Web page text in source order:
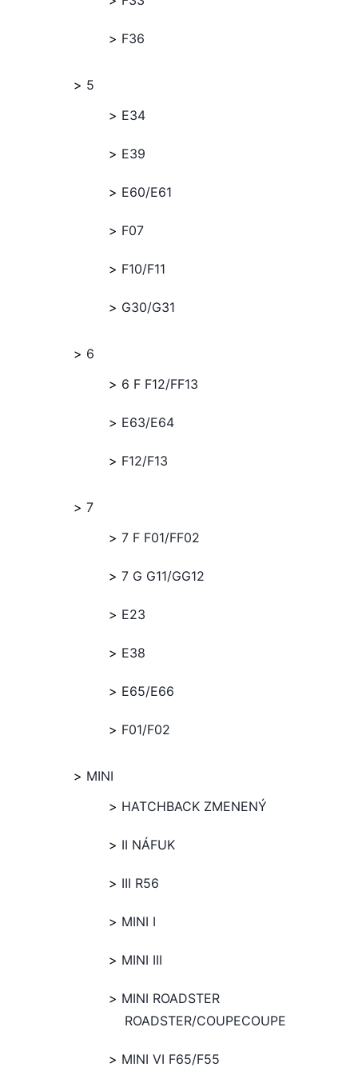
F36
5
E34
E39
E60/E61
F07
F10/F11
G30/G31
6
6 F F12/FF13
E63/E64
F12/F13
7
7 F F01/FF02
7 G G11/GG12
E23
E38
E65/E66
F01/F02
MINI
HATCHBACK ZMENENÝ
II NÁFUK
III R56
MINI I
MINI III
MINI ROADSTER
ROADSTER/COUPECOUPE
MINI VI F65/F55